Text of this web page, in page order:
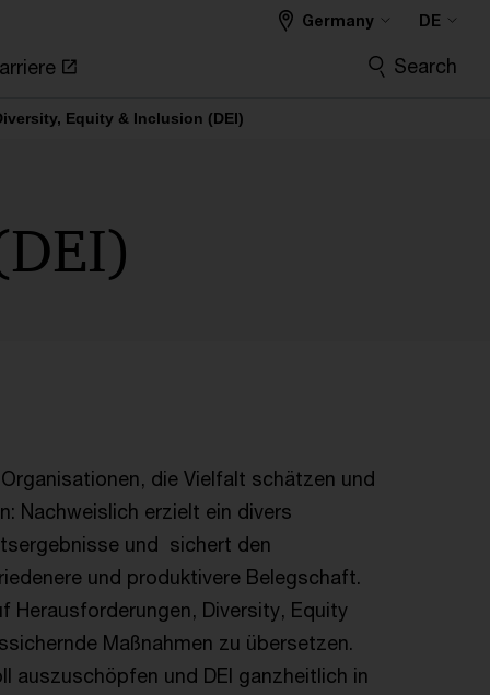
Germany DE
Search
Equity & Inclusion (DEI)
die Vielfalt schätzen und
Nachweislich erzielt ein divers
und sichert den
und produktivere Belegschaft.
Herausforderungen, Diversity, Equity
Maßnahmen zu übersetzen.
auszuschöpfen und DEI ganzheitlich in